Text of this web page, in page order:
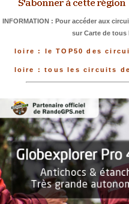
INFORMATION : Pour accéder aux
sur Carte de tous
loire : le TOP50 des
loire : tous les circuits